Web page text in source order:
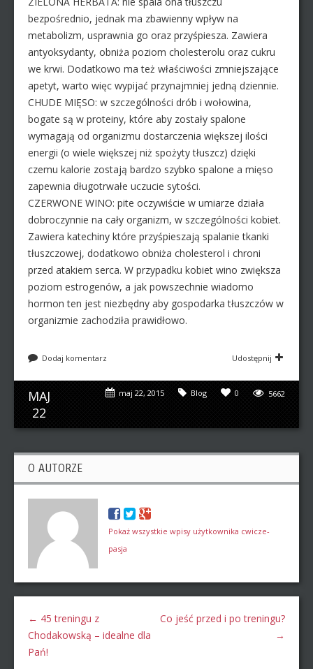
bezpośrednio, jednak ma zbawienny wpływ na
metabolizm, usprawnia go oraz przyśpiesza. Zawiera
antyoksydanty, obniża poziom cholesterolu oraz cukru
we krwi. Dodatkowo ma też właściwości zmniejszające
apetyt, warto więc wypijać przynajmniej jedną dziennie.
CHUDE MIĘSO: w szczególności drób i wołowina,
bogate są w proteiny, które aby zostały spalone
wymagają od organizmu dostarczenia większej ilości
energii (o wiele większej niż spożyty tłuszcz) dzięki
czemu kalorie zostają bardzo szybko spalone a mięso
zapewnia długotrwałe uczucie sytości.
CZERWONE WINO: pite oczywiście w umiarze działa
dobroczynnie na cały organizm, w szczególności kobiet.
Zawiera katechiny które przyśpieszają spalanie tkanki
tłuszczowej, dodatkowo obniża cholesterol i chroni
przed atakiem serca. W przypadku kobiet wino zwiększa
poziom estrogenów, a jak powszechnie wiadomo
hormon ten jest niezbędny aby gospodarka tłuszczów w
organizmie zachodziła prawidłowo.
Dodaj komentarz Udostępnij
MAJ
22
5662
0
Blog
maj 22, 2015
O AUTORZE
Pokaż wszystkie wpisy użytkownika cwicze-
pasja
← 45 treningu z
Chodakowską – idealne dla
Pań!
Co jeść przed i po treningu?
→